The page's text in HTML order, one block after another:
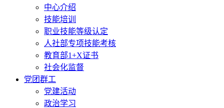
中心介绍
技能培训
职业技能等级认定
人社部专项技能考核
教育部1+X证书
社会化监督
党团群工
党建活动
政治学习